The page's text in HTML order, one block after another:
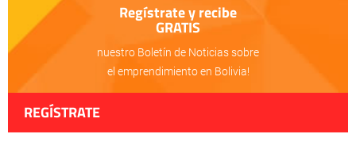
Regístrate y recibe
GRATIS
nuestro Boletín de Noticias sobre
el emprendimiento en Bolivia!
REGÍSTRATE